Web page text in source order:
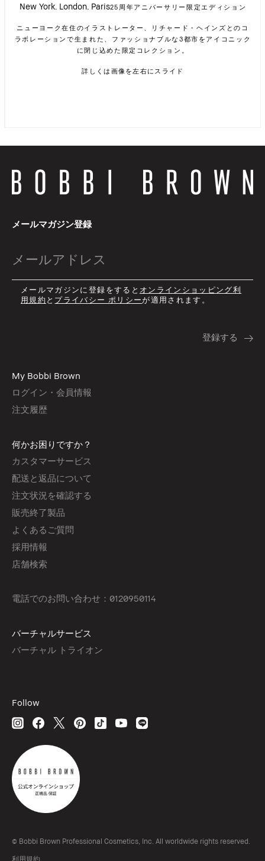
New York. London. Paris25周年アニバーサリー限定エディション
ニューヨーク在住のイラストレーター、リチャード・ヘインズとのコ
ラボレーションで生まれた、ファッショナブルな3都市をアイコニック
に閉じ込めた限定コレクション。
詳しくは画像を左右にスライド
クールでエフォートレスなニューヨーカーからインスパイアされ
た、ボビイらしいルックに。
ロンドン子のような、洗練されたこなれ感を叶えるロンドンシリー
ズ。
詳しくはこちら
シックな目元に、ポップなチークでパリジェンヌのような甘さをプ
メールマガジン登録
メールマガジンに登録をすると オンラインショッピング利
用規約 と プライバシー ポリシーが適用されます。
My Bobbi Brown
ログイン・会員情報
注文履歴
何かお困りですか？
カスタマーサービス
配送と返品について
注文状況を確認する
販売終了製品
よくあるご質問
採用情報
店舗検索
電話でのお問い合わせ：0120950114
バーチャルサービス
バーチャル トライオン
Follow
© Bobbi Brown Professional Cosmetics, Inc. All worldwide rights reserved.
利用規約